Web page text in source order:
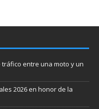
entre una moto y un
2026 en honor de la